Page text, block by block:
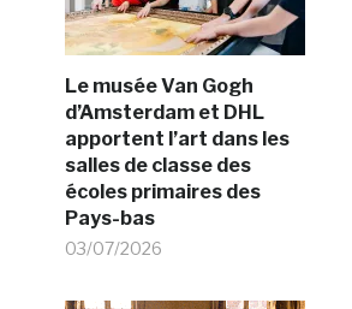
Le musée Van Gogh
d’Amsterdam et DHL
apportent l’art dans les
salles de classe des
écoles primaires des
Pays-bas
03/07/2026